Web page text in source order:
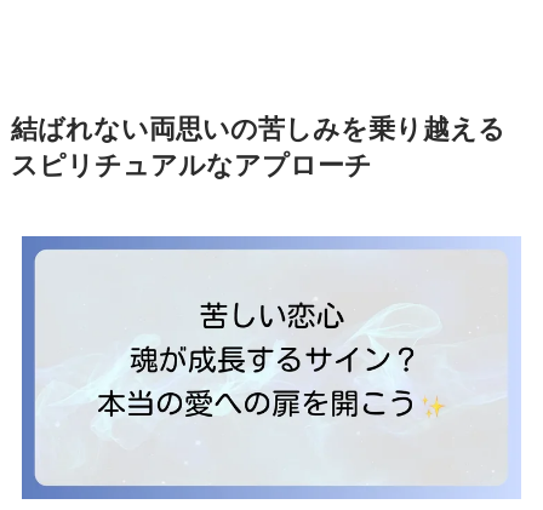
結ばれない両思いの苦しみを乗り越える
スピリチュアルなアプローチ